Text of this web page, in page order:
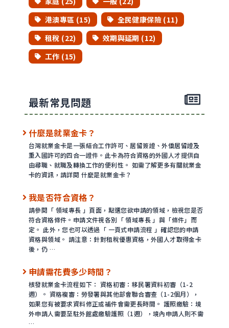
港澳專區 (15)
全民健康保險 (11)
租稅 (22)
效期與延期 (12)
工作 (15)
最新常見問題
什麼是就業金卡？
台灣就業金卡是一張結合工作許可、居留簽證、外僑居留證及
重入國許可的四合一證件。此卡為符合資格的外國人才提供自
由尋職、就職及轉換工作的便利性。 如需了解更多有關就業金
卡的資訊，請詳閱 什麼是就業金卡？
我是否符合資格？
請參閱「 領域專長 」頁面，點選您欲申請的領域，檢視您是否
符合資格條件。申請文件視各別「 領域專長 」與「條件」而
定。 此外，您也可以透過「 一頁式申請流程 」確認您的申請
資格與領域。 請注意：針對租稅優惠資格，外國人才取得金卡
後，仍 …
申請需花費多少時間？
核發就業金卡流程如下： 資格初審：移民署資料初審（1-2
週）。 資格複審：勞發署與其他部會聯合審查（1-2個月），
如果您有被要求資料修正或補件會需更長時間。 護照繳驗：境
外申請人需要至駐外館處繳驗護照（1週），境內申請人則不需
…